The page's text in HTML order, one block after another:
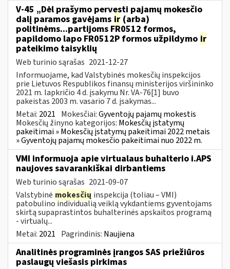
V-45 „Dėl prašymo pervesti pajamų mokesčio
dalį paramos gavėjams ir (arba)
politinėms...partijoms FR0512 formos,
papildomo lapo FR0512P formos užpildymo ir
pateikimo taisyklių
Web turinio sąrašas 2021-12-27
Informuojame, kad Valstybinės mokesčių inspekcijos
prie Lietuvos Respublikos finansų ministerijos viršininko
2021 m. lapkričio 4 d. įsakymu Nr. VA-76[1] buvo
pakeistas 2003 m. vasario 7 d. įsakymas...
Metai: 2021 Mokesčiai:Gyventojų pajamų mokestis
Mokesčių žinyno kategorijos: Mokesčių įstatymų
pakeitimai » Mokesčių įstatymų pakeitimai 2022 metais
» Gyventojų pajamų mokesčio pakeitimai nuo 2022 m.
VMI informuoja apie virtualaus buhalterio i.APS
naujoves savarankiškai dirbantiems
Web turinio sąrašas 2021-09-07
Valstybinė mokesčių inspekcija (toliau – VMI)
patobulino individualią veiklą vykdantiems gyventojams
skirtą supaprastintos buhalterinės apskaitos programą
- virtualų...
Metai: 2021 Pagrindinis: Naujiena
Analitinės programinės įrangos SAS priežiūros
paslaugų viešasis pirkimas